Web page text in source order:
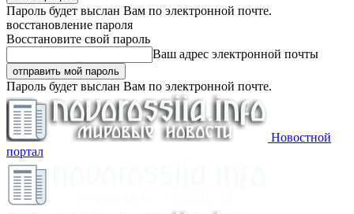
Пароль будет выслан Вам по электронной почте.
восстановление пароля
Восстановите свой пароль
Ваш адрес электронной почты
Пароль будет выслан Вам по электронной почте.
Новостной
портал